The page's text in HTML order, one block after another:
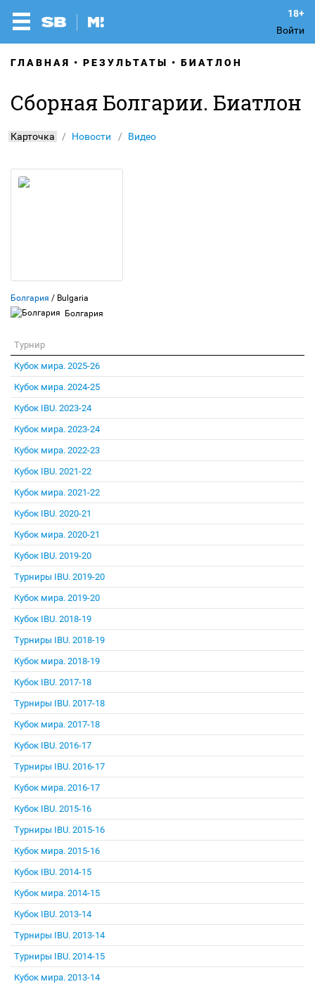
Войти
ГЛАВНАЯ РЕЗУЛЬТАТЫ БИАТЛОН
Сборная Болгарии. Биатлон
Карточка Новости Видео
Болгария / Bulgaria
Болгария
Турнир
Кубок мира. 2025-26
Кубок мира. 2024-25
Кубок IBU. 2023-24
Кубок мира. 2023-24
Кубок мира. 2022-23
Кубок IBU. 2021-22
Кубок мира. 2021-22
Кубок IBU. 2020-21
Кубок мира. 2020-21
Кубок IBU. 2019-20
Турниры IBU. 2019-20
Кубок мира. 2019-20
Кубок IBU. 2018-19
Турниры IBU. 2018-19
Кубок мира. 2018-19
Кубок IBU. 2017-18
Турниры IBU. 2017-18
Кубок мира. 2017-18
Кубок IBU. 2016-17
Турниры IBU. 2016-17
Кубок мира. 2016-17
Кубок IBU. 2015-16
Турниры IBU. 2015-16
Кубок мира. 2015-16
Кубок IBU. 2014-15
Кубок мира. 2014-15
Кубок IBU. 2013-14
Турниры IBU. 2013-14
Турниры IBU. 2014-15
Кубок мира. 2013-14